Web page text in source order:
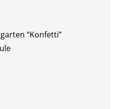
“Konfetti”